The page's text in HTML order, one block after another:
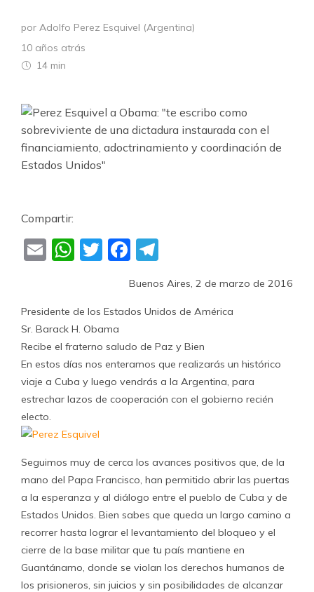
por Adolfo Perez Esquivel (Argentina)
10 años atrás
14 min
Compartir:
EmailWhatsApp
TwitterFacebook
Buenos Aires, 2 de marzo de 2016
Presidente de los Estados Unidos de América
Sr. Barack H. Obama
Recibe el fraterno saludo de Paz y Bien
En estos días nos enteramos que realizarás un histórico
viaje a Cuba y luego vendrás a la Argentina, para
estrechar lazos de cooperación con el gobierno recién
electo.
Seguimos muy de cerca los avances positivos que, de la
mano del Papa Francisco, han permitido abrir las puertas
a la esperanza y al diálogo entre el pueblo de Cuba y de
Estados Unidos. Bien sabes que queda un largo camino a
recorrer hasta lograr el levantamiento del bloqueo y el
cierre de la base militar que tu país mantiene en
Guantánamo, donde se violan los derechos humanos de
los prisioneros, sin juicios y sin posibilidades de alcanzar